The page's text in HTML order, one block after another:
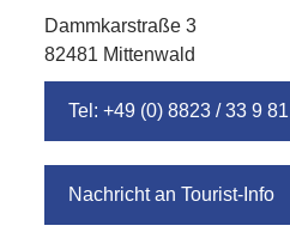
Dammkarstraße 3
82481 Mittenwald
Tel: +49 (0) 8823 / 33 9 81
Nachricht an Tourist-Info